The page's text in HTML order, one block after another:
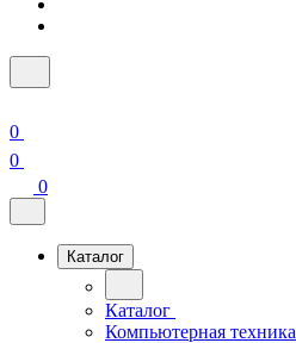
0
0
0
Каталог
Каталог
Компьютерная техника